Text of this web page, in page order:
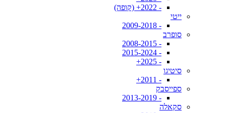
- 2022+ (קופה)
ייטי
- 2009-2018
סופרב
- 2008-2015
- 2015-2024
- 2025+
סיטיגו
- 2011+
ספייסבק
- 2013-2019
סקאלה